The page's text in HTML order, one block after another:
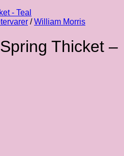
/ William Morris
Thicket –